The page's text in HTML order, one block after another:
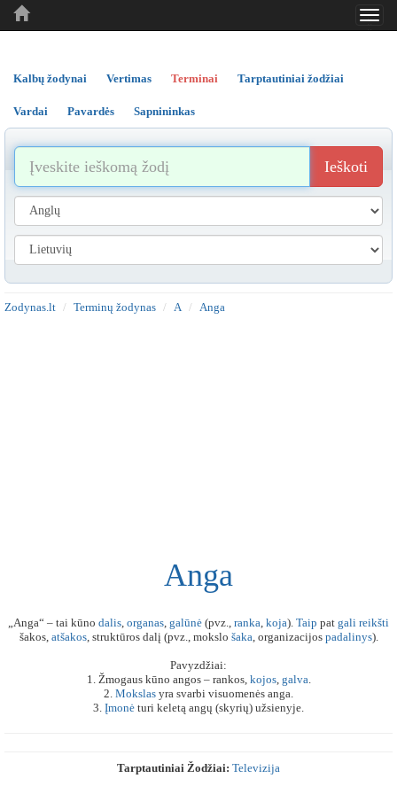
..
..
Kalbų žodynai Vertimas Terminai Tarptautiniai žodžiai
Vardai Pavardės Sapnininkas
Ieškoti
Zodynas.lt Terminų žodynas A Anga
Anga
„Anga“ – tai kūno dalis, organas, galūnė (pvz., ranka, koja). Taip pat gali reikšti
šakos, atšakos, struktūros dalį (pvz., mokslo šaka, organizacijos padalinys).
Pavyzdžiai:
1. Žmogaus kūno angos – rankos, kojos, galva.
2. Mokslas yra svarbi visuomenės anga.
3. Įmonė turi keletą angų (skyrių) užsienyje.
Tarptautiniai Žodžiai: Televizija